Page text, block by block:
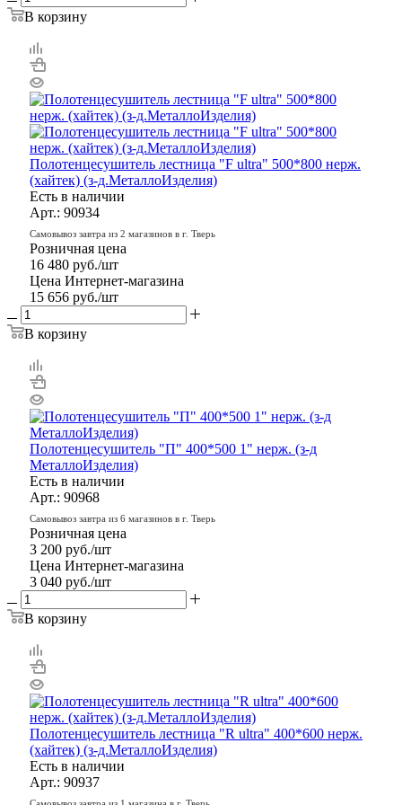
В корзину
Полотенцесушитель лестница "F ultra" 500*800 нерж.
(хайтек) (з-д.МеталлоИзделия)
Есть в наличии
Арт.: 90934
Самовывоз завтра из 2 магазинов в г. Тверь
Розничная цена
16 480 руб./шт
Цена Интернет-магазина
15 656 руб./шт
В корзину
Полотенцесушитель "П" 400*500 1" нерж. (з-д
МеталлоИзделия)
Есть в наличии
Арт.: 90968
Самовывоз завтра из 6 магазинов в г. Тверь
Розничная цена
3 200 руб./шт
Цена Интернет-магазина
3 040 руб./шт
В корзину
Полотенцесушитель лестница "R ultra" 400*600 нерж.
(хайтек) (з-д.МеталлоИзделия)
Есть в наличии
Арт.: 90937